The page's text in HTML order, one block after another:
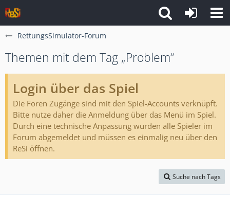
RettungsSimulator-Forum
Themen mit dem Tag „Problem“
Login über das Spiel
Die Foren Zugänge sind mit den Spiel-Accounts verknüpft.
Bitte nutze daher die Anmeldung über das Menü im Spiel.
Durch eine technische Anpassung wurden alle Spieler im
Forum abgemeldet und müssen es einmalig neu über den
ReSi öffnen.
Suche nach Tags